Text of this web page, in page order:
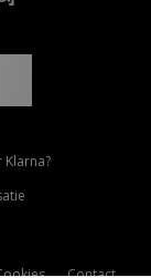
Contact